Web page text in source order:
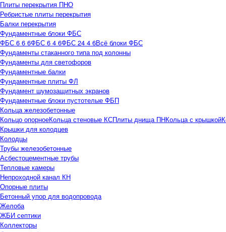
Плиты перекрытия ПНО
Ребристые плиты перекрытия
Балки перекрытия
Фундаментные блоки ФБС
ФБС 6 6 6ФБС 6 4 6ФБС 24 4 6Всё блоки ФБС
Фундаменты стаканного типа под колонны
Фундаменты для светофоров
Фундаментные балки
Фундаментные плиты ФЛ
Фундамент шумозащитных экранов
Фундаментные блоки пустотелые ФБП
Кольца железобетонные
Кольцо опорноеКольца стеновые КСПлиты днища ПНКольца с крышкой
Крышки для колодцев
Колодцы
Трубы железобетонные
Асбестоцементные трубы
Тепловые камеры
Непроходной канал КН
Опорные плиты
Бетонный упор для водопровода
Желоба
ЖБИ септики
Коллекторы